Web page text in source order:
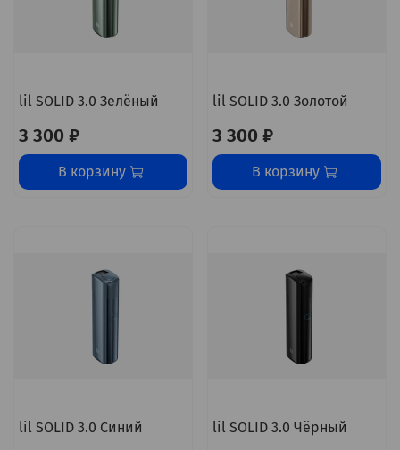
lil SOLID 3.0 Зелёный
3 300 ₽
В корзину
lil SOLID 3.0 Золотой
3 300 ₽
В корзину
lil SOLID 3.0 Синий lil SOLID 3.0 Чёрный